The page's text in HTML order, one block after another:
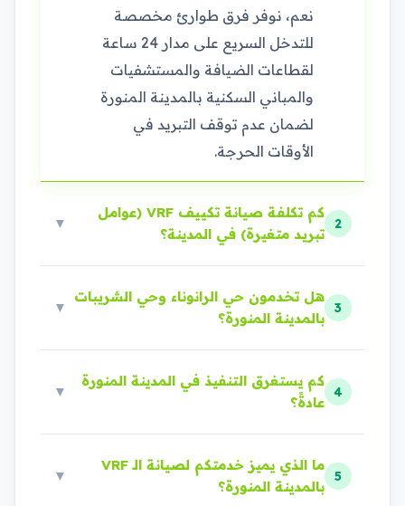
نعم، نوفر فرق طوارئ مخصصة
للتدخل السريع على مدار 24 ساعة
لقطاعات الضيافة والمستشفيات
والمباني السكنية بالمدينة المنورة
لضمان عدم توقف التبريد في
الأوقات الحرجة.
2
كم تكلفة صيانة تكييف VRF (عوامل
تبريد متغيرة) في المدينة؟
▼
3
هل تخدمون حي الرانوناء وحي الشريبات
بالمدينة المنورة؟
▼
4
كم يستغرق التنفيذ في المدينة المنورة
عادةً؟
▼
5
ما الذي يميز خدمتكم لصيانة الـ VRF
بالمدينة المنورة؟
▼